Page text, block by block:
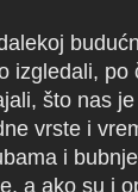
izgledali,
što nas
vrste i
i
a ako su i